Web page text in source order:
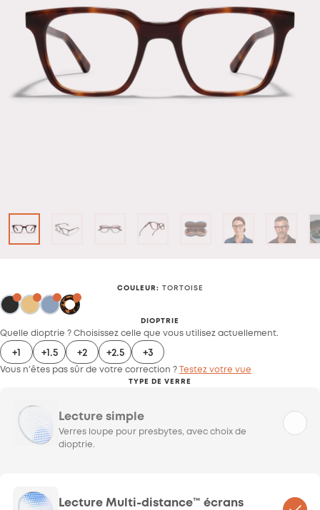
COULEUR : TORTOISE
DIOPTRIE
Quelle dioptrie ? Choisissez celle que vous utilisez actuellement.
+1 +1.5 +2 +2.5 +3
Vous n'êtes pas sûr de votre correction ? Testez votre vue
TYPE DE VERRE
Lecture simple
Verres loupe pour presbytes, avec choix de
dioptrie.
Lecture Multi-distance™ écrans